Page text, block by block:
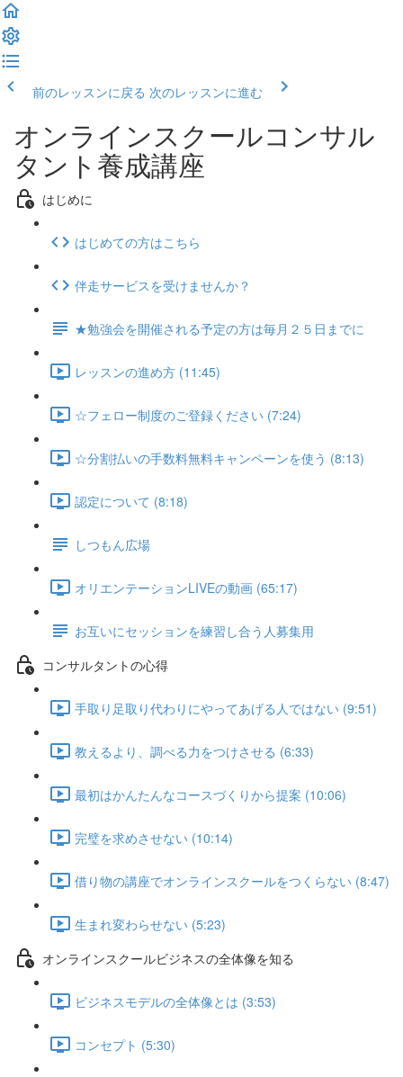
前のレッスンに戻る 次のレッスンに進む
オンラインスクールコンサル
タント養成講座
はじめに
はじめての方はこちら
伴走サービスを受けませんか？
★勉強会を開催される予定の方は毎月２５日までに
レッスンの進め方 (11:45)
☆フェロー制度のご登録ください (7:24)
☆分割払いの手数料無料キャンペーンを使う (8:13)
認定について (8:18)
しつもん広場
オリエンテーションLIVEの動画 (65:17)
お互いにセッションを練習し合う人募集用
コンサルタントの心得
手取り足取り代わりにやってあげる人ではない (9:51)
教えるより、調べる力をつけさせる (6:33)
最初はかんたんなコースづくりから提案 (10:06)
完璧を求めさせない (10:14)
借り物の講座でオンラインスクールをつくらない (8:47)
生まれ変わらせない (5:23)
オンラインスクールビジネスの全体像を知る
ビジネスモデルの全体像とは (3:53)
コンセプト (5:30)